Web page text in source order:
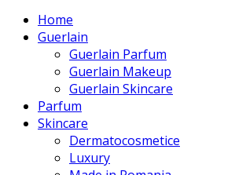
Home
Guerlain
Guerlain Parfum
Guerlain Makeup
Guerlain Skincare
Parfum
Skincare
Dermatocosmetice
Luxury